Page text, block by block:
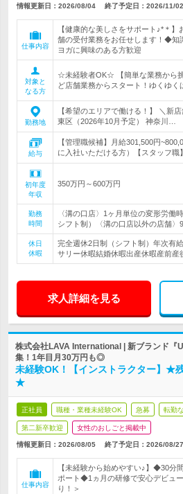
情報更新日：2026/08/04 終了予定日： 2026/11/02
仕事内容
【健康的な美しさをサポート♪*＊
舗の受付業務をお任せします！◆
ヨガに興味のある方歓迎
対象と
なる方
☆未経験者OK☆ 【簡単な業務から
ど店舗業務からスタート！ゆくゆく
勤務地
【希望のエリアで働ける！】 ＼新
東区（2026年10月予定） 神奈川…
給与
【管理職候補】月給301,500円
に入社いただける方）【スタッフ職
初年度
年収
350万円～600万円
勤務
時間
〈溝の口店〉1ヶ月単位の変形労働
シフト制）〈溝の口店以外の店舗〉
休日
休暇
完全週休2日制（シフト制）年次有
サリー休暇結婚休暇出産休暇産前産
求人詳細を見る
株式会社LAVA International | 新ブランド『
集！1年目月30万円も◎
未経験OK！【インストラクター】★
★
正社員 職種・業種未経験OK 急募 転勤
第二新卒歓迎 女性のおしごと掲載中
情報更新日：2026/08/05 終了予定日： 2026/08/27
仕事内容
【未経験から始めやすい♪】◆30分
ポート◆1ヵ月の研修で安心デビュ
り！＞